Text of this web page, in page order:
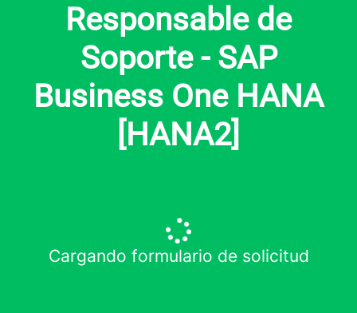
Responsable de
Soporte - SAP
Business One HANA
[HANA2]
Cargando formulario de solicitud